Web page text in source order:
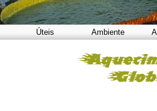
Úteis Ambiente